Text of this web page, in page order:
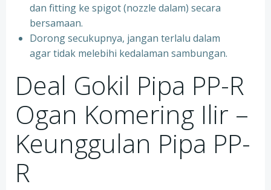
dan fitting ke spigot (nozzle dalam) secara
bersamaan.
Dorong secukupnya, jangan terlalu dalam
agar tidak melebihi kedalaman sambungan.
Deal Gokil Pipa PP-R
Ogan Komering Ilir –
Keunggulan Pipa PP-
R